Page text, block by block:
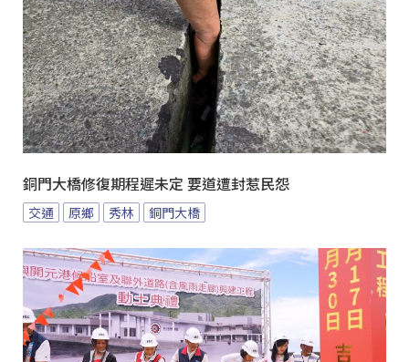
銅門大橋修復期程遲未定 要道遭封惹民怨
交通 原鄉 秀林 銅門大橋